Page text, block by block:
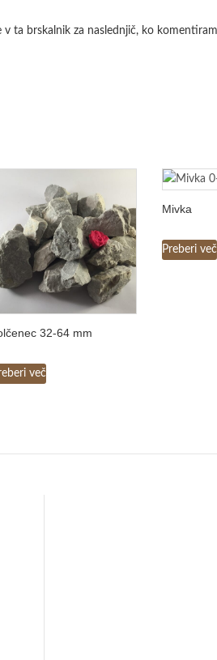
ta brskalnik za naslednjič, ko
32-64 mm
več
Mivka
Preberi več